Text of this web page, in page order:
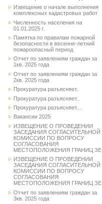
Извещение о начале выполнения
комплексных кадастровых работ
Численность населения на
01.01.2025 г.
Памятка по правилам пожарной
безопасности в весенне-летний
пожароопасный период
Отчет по заявлениям граждан за
1кв. 2025 года
Отчет по заявлениям граждан за
2кв. 2025 года
Прокуратура разъясняет.
Прокуратура разъясняет..
Прокуратура разъясняет...
Вакансии 2025
ИЗВЕЩЕНИЕ О ПРОВЕДЕНИИ
ЗАСЕДАНИЯ СОГЛАСИТЕЛЬНОЙ
КОМИССИИ ПО ВОПРОСУ
СОГЛАСОВАНИЯ
МЕСТОПОЛОЖЕНИЯ ГРАНИЦ ЗЕ
ИЗВЕЩЕНИЕ О ПРОВЕДЕНИИ
ЗАСЕДАНИЯ СОГЛАСИТЕЛЬНОЙ
КОМИССИИ ПО ВОПРОСУ
СОГЛАСОВАНИЯ
МЕСТОПОЛОЖЕНИЯ ГРАНИЦ ЗЕ
Отчет по заявлениям граждан за
3кв. 2025 года